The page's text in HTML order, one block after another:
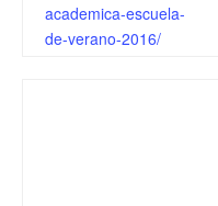
academica-escuela-
de-verano-2016/